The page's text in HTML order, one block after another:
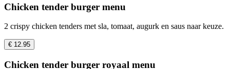
Chicken tender burger menu
2 crispy chicken tenders met sla, tomaat, augurk en saus naar keuze.
€ 12.95
Chicken tender burger royaal menu